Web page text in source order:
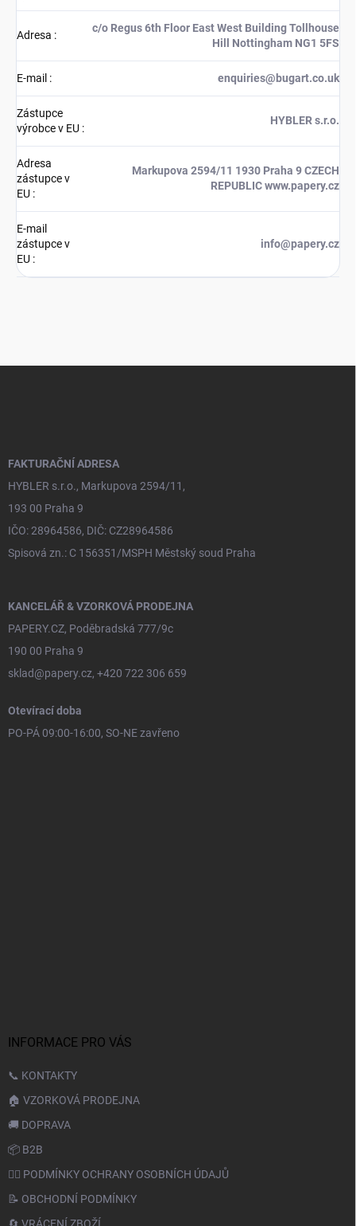
Adresa :
c/o Regus 6th Floor East West Building Tollhouse
Hill Nottingham NG1 5FS
E-mail : enquiries@bugart.co.uk
Zástupce
výrobce v EU :
HYBLER s.r.o.
Adresa
zástupce v
EU :
Markupova 2594/11 1930 Praha 9 CZECH
REPUBLIC www.papery.cz
E-mail
zástupce v
EU :
info@papery.cz
FAKTURAČNÍ ADRESA
HYBLER s.r.o., Markupova 2594/11,
193 00 Praha 9
IČO: 28964586, DIČ: CZ28964586
Spisová zn.: C 156351/MSPH Městský soud Praha
KANCELÁŘ & VZORKOVÁ PRODEJNA
PAPERY.CZ, Poděbradská 777/9c
190 00 Praha 9
sklad@papery.cz, +420 722 306 659
Otevírací doba
PO-PÁ 09:00-16:00, SO-NE zavřeno
INFORMACE PRO VÁS
📞 KONTAKTY
🏠 VZORKOVÁ PRODEJNA
🚚 DOPRAVA
📦 B2B
🙆‍♂️ PODMÍNKY OCHRANY OSOBNÍCH ÚDAJŮ
📝 OBCHODNÍ PODMÍNKY